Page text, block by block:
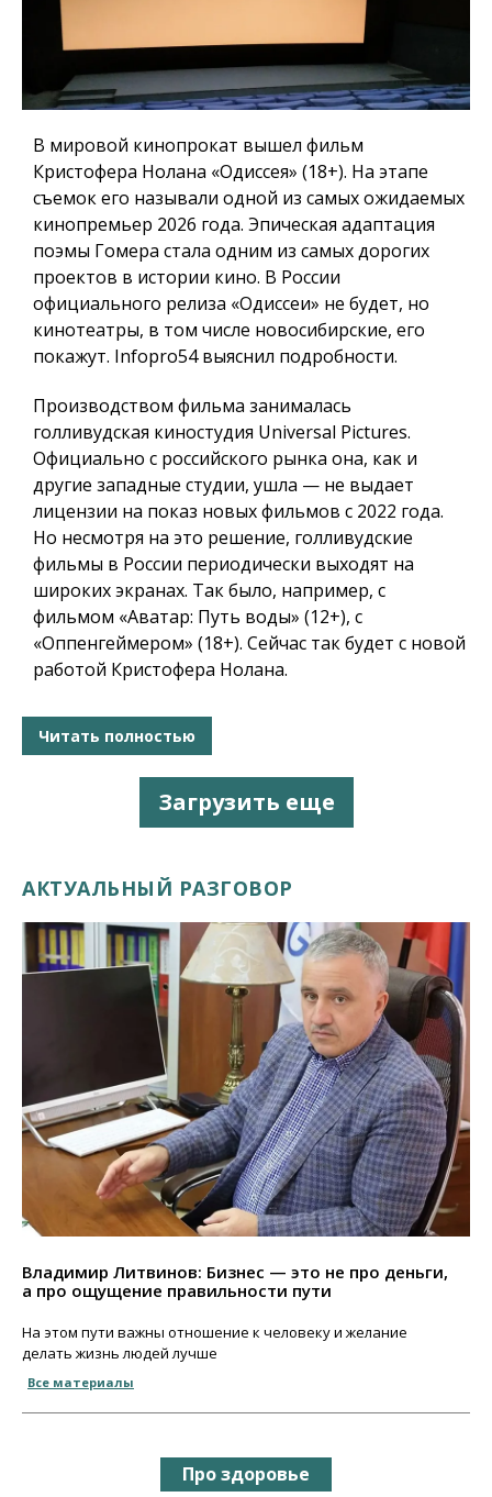
В мировой кинопрокат вышел фильм
Кристофера Нолана «Одиссея» (18+). На этапе
съемок его называли одной из самых ожидаемых
кинопремьер 2026 года. Эпическая адаптация
поэмы Гомера стала одним из самых дорогих
проектов в истории кино. В России
официального релиза «Одиссеи» не будет, но
кинотеатры, в том числе новосибирские, его
покажут. Infopro54выяснил подробности.
Производством фильма занималась
голливудская киностудия Universal Pictures.
Официально с российского рынка она, как и
другие западные студии, ушла — не выдает
лицензии на показ новых фильмов с 2022 года.
Но несмотря на это решение, голливудские
фильмы в России периодически выходят на
широких экранах. Так было, например, с
фильмом «Аватар: Путь воды» (12+), с
«Оппенгеймером» (18+). Сейчас так будет с новой
работой Кристофера Нолана.
Читать полностью
Загрузить еще
АКТУАЛЬНЫЙ РАЗГОВОР
Владимир Литвинов: Бизнес — это не про деньги,
а про ощущение правильности пути
На этом пути важны отношение к человеку и желание
делать жизнь людей лучше
Все материалы
Про здоровье